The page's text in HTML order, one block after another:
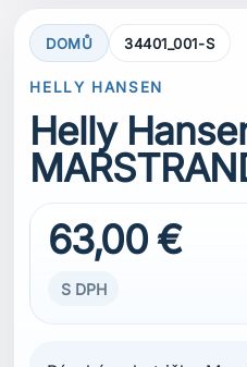
Pánské polo tričko
design z bavlněné piké
grafiku, která
pohodlím. Noste ho při
nebo při odpočinku v
S
S M